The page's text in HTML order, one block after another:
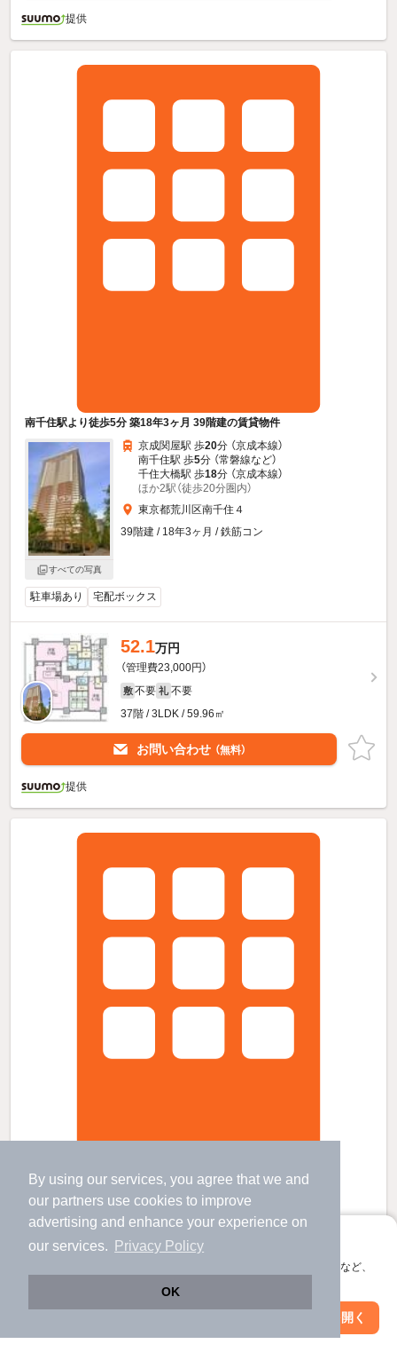
By using our services, you agree that we and
our partners use cookies to improve
advertising and enhance your experience on
our services.
Privacy Policy
OK
アプリに切り替えて、サクサクお部屋探し
会員登録なしですぐ使える。マップ検索やお気に入り保存など、
アプリを開く
提供
南千住駅より徒歩5分 築18年3ヶ月 39階建の賃貸物件
すべての写真
京成関屋駅 歩20分 （京成本線）
南千住駅 歩5分 （常磐線など）
千住大橋駅 歩18分 （京成本線）
ほか2駅（徒歩20分圏内）
東京都荒川区南千住４
39階建 / 18年3ヶ月 / 鉄筋コン
駐車場あり 宅配ボックス
52.1万円
（管理費23,000円）
敷 不要 礼 不要
37階 / 3LDK / 59.96㎡
お問い合わせ （無料）
提供
南千住駅より徒歩5分 築18年3ヶ月 39階建の賃貸物件
すべての写真
京成関屋駅 歩
分 （京成本線）
南千住駅 歩 5分 （常磐線など）
千住大橋駅 歩
ほか2駅（徒歩20分圏内）
東京都荒川区南千住４
39階建 / 18年3ヶ月 / 鉄筋コン
絞り込み条件を変更